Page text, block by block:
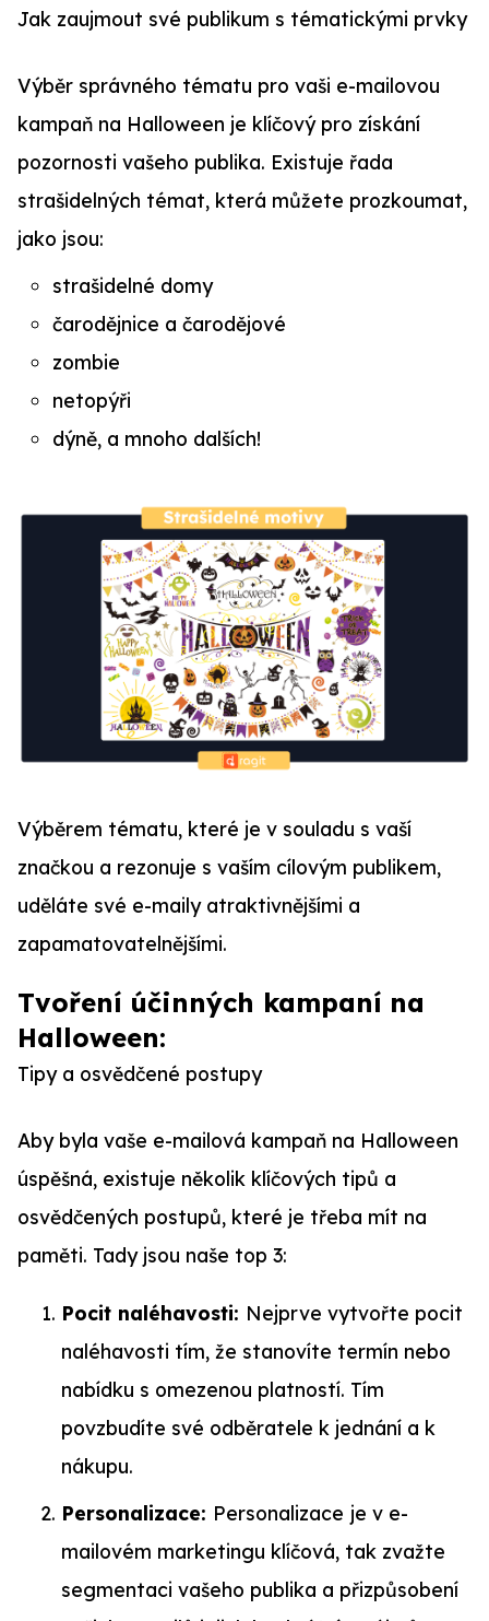
Jak zaujmout své publikum s tématickými prvky
Výběr správného tématu pro vaši e-mailovou
kampaň na Halloween je klíčový pro získání
pozornosti vašeho publika. Existuje řada
strašidelných témat, která můžete prozkoumat,
jako jsou:
strašidelné domy
čarodějnice a čarodějové
zombie
netopýři
dýně, a mnoho dalších!
Výběrem tématu, které je v souladu s vaší
značkou a rezonuje s vaším cílovým publikem,
uděláte své e-maily atraktivnějšími a
zapamatovatelnějšími.
Tvoření účinných kampaní na
Halloween:
Tipy a osvědčené postupy
Aby byla vaše e-mailová kampaň na Halloween
úspěšná, existuje několik klíčových tipů a
osvědčených postupů, které je třeba mít na
paměti. Tady jsou naše top 3:
Pocit naléhavosti: Nejprve vytvořte pocit
naléhavosti tím, že stanovíte termín nebo
nabídku s omezenou platností. Tím
povzbudíte své odběratele k jednání a k
nákupu.
Personalizace: Personalizace je v e-
mailovém marketingu klíčová, tak zvažte
segmentaci vašeho publika a přizpůsobení